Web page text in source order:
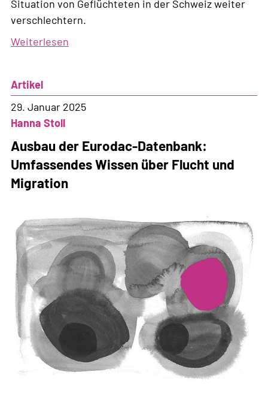
Situation von Geflüchteten in der Schweiz weiter
verschlechtern.
Weiterlesen
der
Asylreform
Artikel
29. Januar 2025
Hanna Stoll
Ausbau der Eurodac-Datenbank:
Umfassendes Wissen über Flucht und
Migration